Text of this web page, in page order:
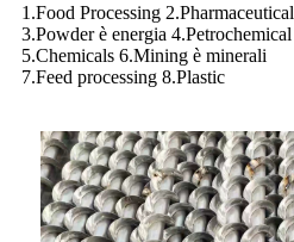
1.Food Processing 2.Pharmaceutical
3.Powder è energia 4.Petrochemical
5.Chemicals 6.Mining è minerali
7.Feed processing 8.Plastic